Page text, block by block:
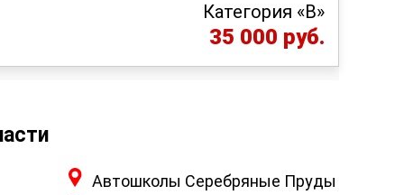
Категория «B»
35 000 руб.
Автошколы Серебряные Пруды